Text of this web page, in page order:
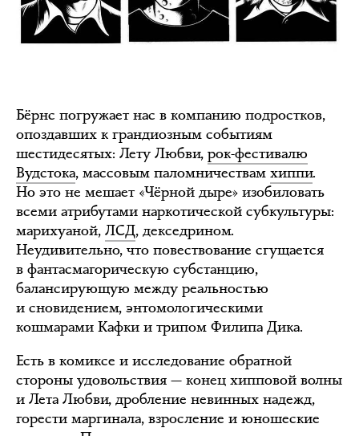
Бёрнс погружает нас в компанию подростков,
опоздавших к грандиозным событиям
шестидесятых: Лету Любви, рок-фестивалю
Вудстока, массовым паломничествам хиппи.
Но это не мешает «Чёрной дыре» изобиловать
всеми атрибутами наркотической субкультуры:
марихуаной, ЛСД, декседрином.
Неудивительно, что повествование сгущается
в фантасмагорическую субстанцию,
балансирующую между реальностью
и сновидением, энтомологическими
кошмарами Кафки и трипом Филипа Дика.
Есть в комиксе и исследование обратной
стороны удовольствия — конец хипповой волны
и Лета Любви, дробление невинных надежд,
горести маргинала, взросление и юношеские